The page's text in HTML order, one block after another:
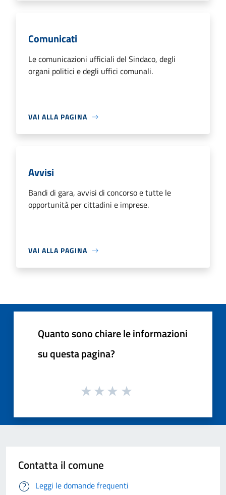
Comunicati
Le comunicazioni ufficiali del Sindaco, degli
organi politici e degli uffici comunali.
VAI ALLA PAGINA
Avvisi
Bandi di gara, avvisi di concorso e tutte le
opportunità per cittadini e imprese.
VAI ALLA PAGINA
Quanto sono chiare le informazioni
su questa pagina?
Contatta il comune
Leggi le domande frequenti